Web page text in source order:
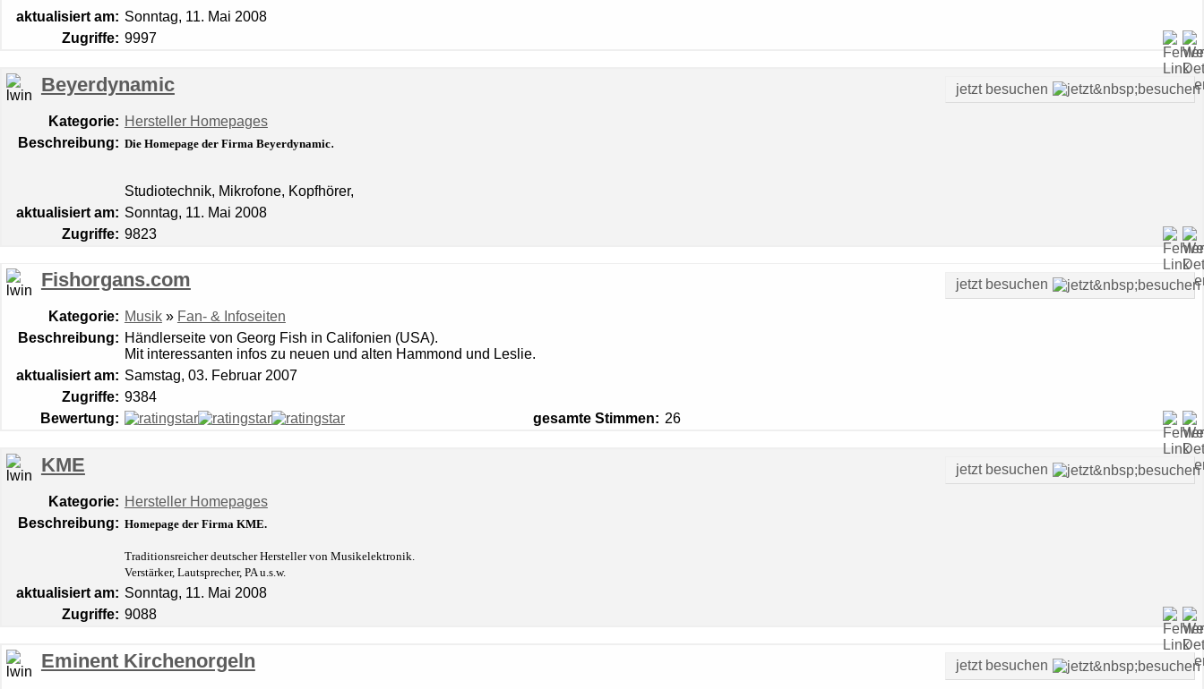
aktualisiert am: Sonntag, 11. Mai 2008
Zugriffe: 9997
Beyerdynamic jetzt besuchen
Kategorie: Hersteller Homepages
Beschreibung: Die Homepage der Firma Beyerdynamic.
Studiotechnik, Mikrofone, Kopfhörer,
aktualisiert am: Sonntag, 11. Mai 2008
Zugriffe: 9823
Fishorgans.com jetzt besuchen
Kategorie: Musik» Fan- & Infoseiten
Beschreibung: Händlerseite von Georg Fish in Califonien (USA).
Mit interessanten infos zu neuen und alten Hammond und Leslie.
aktualisiert am: Samstag, 03. Februar 2007
Zugriffe: 9384
Bewertung:
gesamte Stimmen: 26
KME jetzt besuchen
Kategorie: Hersteller Homepages
Beschreibung: Homepage der Firma KME.
Traditionsreicher deutscher Hersteller von Musikelektronik.
Verstärker, Lautsprecher, PA u.s.w.
aktualisiert am: Sonntag, 11. Mai 2008
Zugriffe: 9088
Eminent Kirchenorgeln jetzt besuchen